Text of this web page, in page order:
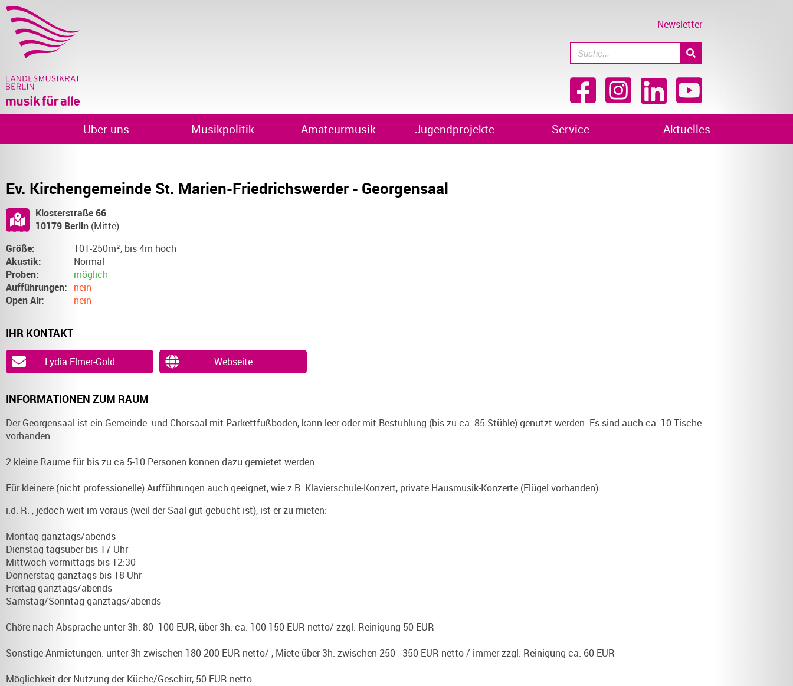
Newsletter
Über uns Musikpolitik Amateurmusik Jugendprojekte Service Aktuelles
Ev. Kirchengemeinde St. Marien-Friedrichswerder - Georgensaal
Klosterstraße 66
10179 Berlin (Mitte)
Größe:
101-250m², bis 4m hoch
Akustik:
Normal
Proben:
möglich
Aufführungen: nein
Open Air:
nein
IHR KONTAKT
Lydia Elmer-Gold Webseite
INFORMATIONEN ZUM RAUM
Der Georgensaal ist ein Gemeinde- und Chorsaal mit Parkettfußboden, kann leer oder mit Bestuhlung (bis zu ca. 85 Stühle) genutzt werden. Es sind auch ca. 10 Tische
vorhanden.
2 kleine Räume für bis zu ca 5-10 Personen können dazu gemietet werden.
Für kleinere (nicht professionelle) Aufführungen auch geeignet, wie z.B. Klavierschule-Konzert, private Hausmusik-Konzerte (Flügel vorhanden)
i.d. R. , jedoch weit im voraus (weil der Saal gut gebucht ist), ist er zu mieten:
Montag ganztags/abends
Dienstag tagsüber bis 17 Uhr
Mittwoch vormittags bis 12:30
Donnerstag ganztags bis 18 Uhr
Freitag ganztags/abends
Samstag/Sonntag ganztags/abends
Chöre nach Absprache unter 3h: 80 -100 EUR, über 3h: ca. 100-150 EUR netto/ zzgl. Reinigung 50 EUR
Sonstige Anmietungen: unter 3h zwischen 180-200 EUR netto/ , Miete über 3h: zwischen 250 - 350 EUR netto / immer zzgl. Reinigung ca. 60 EUR
Möglichkeit der Nutzung der Küche/Geschirr, 50 EUR netto